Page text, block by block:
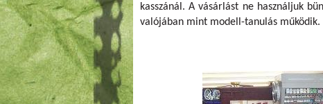
kasszánál. A vásárlást ne használjuk
valójában mint modell-tanulás működik.